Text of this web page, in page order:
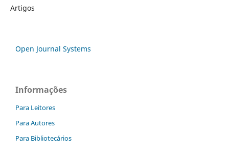
Artigos
Open Journal Systems
Informações
Para Leitores
Para Autores
Para Bibliotecários